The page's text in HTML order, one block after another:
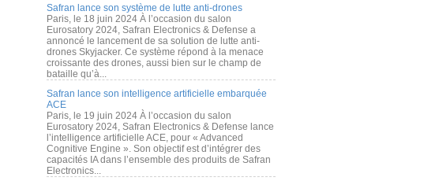
Safran lance son système de lutte anti-drones
Paris, le 18 juin 2024 À l’occasion du salon
Eurosatory 2024, Safran Electronics & Defense a
annoncé le lancement de sa solution de lutte anti-
drones Skyjacker. Ce système répond à la menace
croissante des drones, aussi bien sur le champ de
bataille qu’à...
Safran lance son intelligence artificielle embarquée
ACE
Paris, le 19 juin 2024 À l’occasion du salon
Eurosatory 2024, Safran Electronics & Defense lance
l’intelligence artificielle ACE, pour « Advanced
Cognitive Engine ». Son objectif est d’intégrer des
capacités IA dans l’ensemble des produits de Safran
Electronics...